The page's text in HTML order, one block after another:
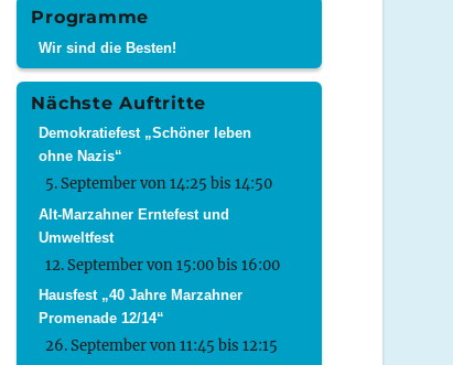
Programme
Wir sind die Besten!
Nächste Auftritte
Demokratiefest „Schöner leben
ohne Nazis“
5. September von 14:25 bis14:50
Alt-Marzahner Erntefest und
Umweltfest
12. September von 15:00bis16:00
Hausfest „40 Jahre Marzahner
Promenade 12/14“
26. September von 11:45 bis12:15